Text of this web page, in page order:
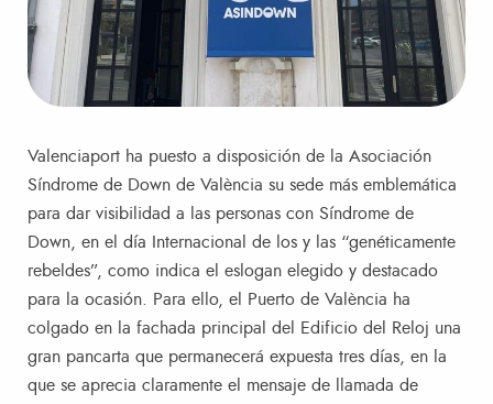
Valenciaport ha puesto a disposición de la Asociación
Síndrome de Down de València su sede más emblemática
para dar visibilidad a las personas con Síndrome de
Down, en el día Internacional de los y las “genéticamente
rebeldes”, como indica el eslogan elegido y destacado
para la ocasión. Para ello, el Puerto de València ha
colgado en la fachada principal del Edificio del Reloj una
gran pancarta que permanecerá expuesta tres días, en la
que se aprecia claramente el mensaje de llamada de